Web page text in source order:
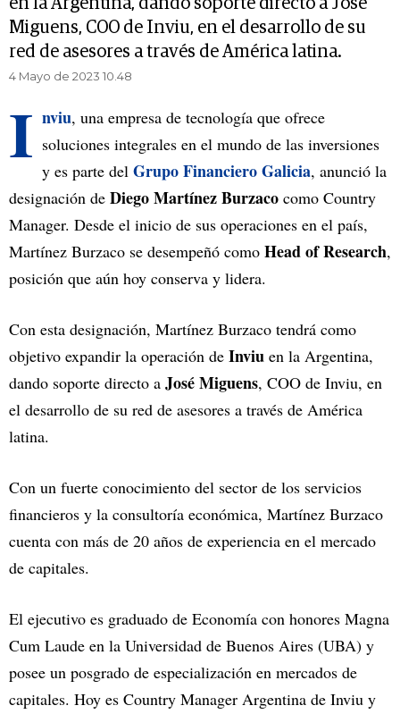
en la Argentina, dando soporte directo a José
Miguens, COO de Inviu, en el desarrollo de su
red de asesores a través de América latina.
4 Mayo de 2023 10.48
I nviu, una empresa de tecnología que ofrece
soluciones integrales en el mundo de las inversiones
y es parte del Grupo Financiero Galicia, anunció la
designación de Diego Martínez Burzaco como Country
Manager. Desde el inicio de sus operaciones en el país,
Martínez Burzaco se desempeñó como Head of Research,
posición que aún hoy conserva y lidera.
Con esta designación, Martínez Burzaco tendrá como
objetivo expandir la operación de Inviu en la Argentina,
dando soporte directo a José Miguens, COO de Inviu, en
el desarrollo de su red de asesores a través de América
latina.
Con un fuerte conocimiento del sector de los servicios
financieros y la consultoría económica, Martínez Burzaco
cuenta con más de 20 años de experiencia en el mercado
de capitales.
El ejecutivo es graduado de Economía con honores Magna
Cum Laude en la Universidad de Buenos Aires (UBA) y
posee un posgrado de especialización en mercados de
capitales. Hoy es Country Manager Argentina de Inviu y